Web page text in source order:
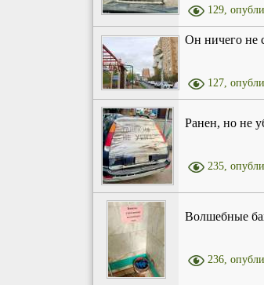
129,
Он ничего не
127,
Ранен, но не
235,
Волшебные
236,